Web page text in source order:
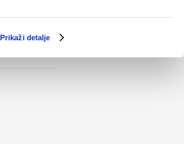
Prikaži detalje